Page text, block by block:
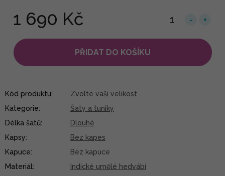
1 690 Kč
PŘIDAT DO KOŠÍKU
Kód produktu:
Zvolte vaši velikost
Kategorie:
Šaty a tuniky
Délka šatů:
Dlouhé
Kapsy:
Bez kapes
Kapuce:
Bez kapuce
Materiál:
Indické umělé hedvábí